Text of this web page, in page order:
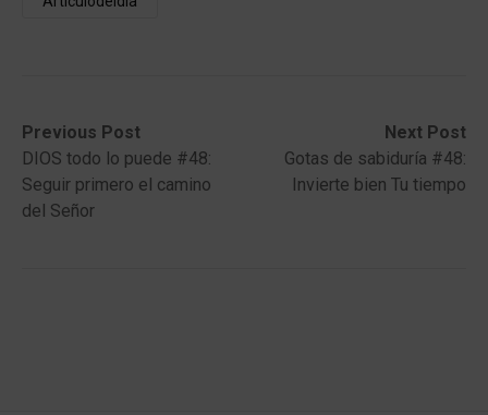
Post
navigation
Previous Post
Previous
post:DIOS todo lo puede #48:
Seguir primero el camino
del Señor
Next Post
Next
post:
Gotas de sabiduría #48:
Invierte bien Tu tiempo